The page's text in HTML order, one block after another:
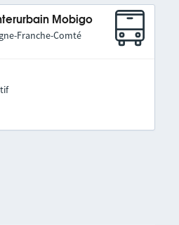
Mobigo
Franche-Comté